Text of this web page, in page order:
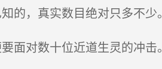
，真实数目绝对只多不少。
对数十位近道生灵的冲击。